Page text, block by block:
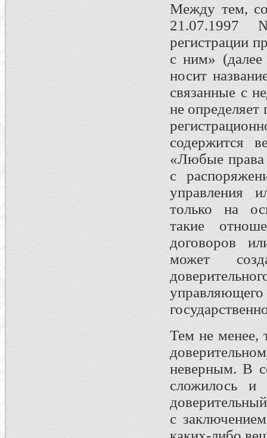
Между тем,
21.07.1997
регистрации
с ним» (далее
носит
связанные с
не
содержится
«Любые права
с
управления
только на
такие
договоров
может
Тем не менее,
неверным. В
сложилось и
с